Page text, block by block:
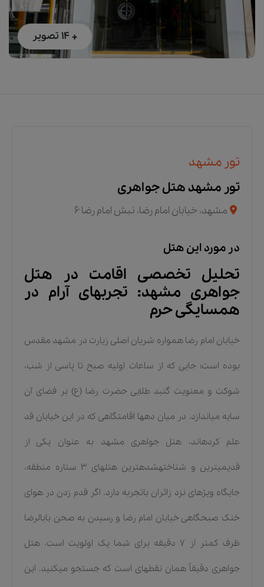
+ 14 تصویر
تور مشهد
تور مشهد هتل جواهری
مشهد، خیابان امام رضا، نبش امام رضا 6
در مورد این هتل
تحلیل تخصصی اقامت در هتل
جواهری مشهد: تجربهای آرام در
همسایگی حرم
خیابان امام رضا همواره شریان اصلی زیارت در مشهد مقدس
بوده است؛ جایی که از ساعات اولیه صبح تا پاسی از شب،
شوکت و معنویت گنبد طلایی حضرت رضا (ع) بر فضای آن
سایه میاندازد. در میان دهها اقامتگاهی که در این خیابان قد
علم کردهاند، هتل جواهری مشهد به عنوان یکی از
قدیمیترین و شناختهشدهترین هتلهای ۳ ستاره منطقه،
جایگاه ویژهای نزد زائران باتجربه دارد. اگر قدم زدن در هوای
خنک صبحگاهی خیابان امام رضا و رسیدن به صحن بابالرضا
ظرف کمتر از ۷ دقیقه برای شما یک اولویت است، هتل
جواهری دقیقاً همان نقطهای است که جستجو میکنید. این